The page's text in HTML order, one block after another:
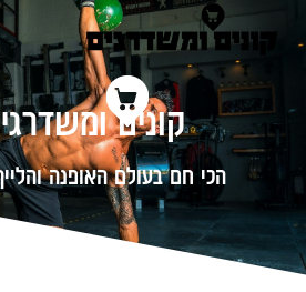
קונים
הכי חם בעולם האופנה